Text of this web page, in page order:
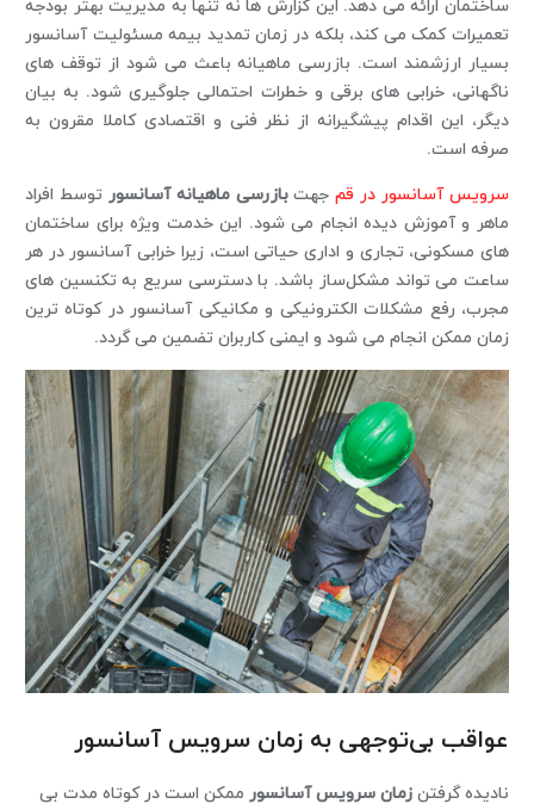
ساختمان ارائه می ‌دهد. این گزارش ‌ها نه ‌تنها به مدیریت بهتر بودجه
تعمیرات کمک می‌ کند، بلکه در زمان تمدید بیمه مسئولیت آسانسور
بسیار ارزشمند است. بازرسی ماهیانه باعث می ‌شود از توقف ‌های
ناگهانی، خرابی‌ های برقی و خطرات احتمالی جلوگیری شود. به بیان
دیگر، این اقدام پیشگیرانه از نظر فنی و اقتصادی کاملا مقرون‌ به
‌صرفه است.
سرویس آسانسور در قمجهتبازرسی ماهیانه آسانسور توسط افراد
ماهر و آموزش دیده انجام می شود. این خدمت ویژه برای ساختمان‌
های مسکونی، تجاری و اداری حیاتی است، زیرا خرابی آسانسور در هر
ساعت می‌ تواند مشکل‌ساز باشد. با دسترسی سریع به تکنسین ‌های
مجرب، رفع مشکلات الکترونیکی و مکانیکی آسانسور در کوتاه‌ ترین
زمان ممکن انجام می‌ شود و ایمنی کاربران تضمین می ‌گردد.
عواقب بی‌توجهی به زمان سرویس آسانسور
نادیده گرفتن زمان سرویس آسانسور ممکن است در کوتاه ‌مدت بی